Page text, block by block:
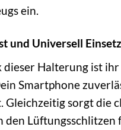
ein.
und Universell
dieser Halterung ist
Smartphone
Gleichzeitig sorgt die
den Lüftungsschlitzen